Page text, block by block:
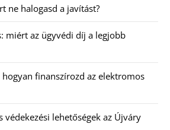
ne halogasd a javítást?
miért az ügyvédi díj a legjobb
finanszírozd az elektromos
védekezési lehetőségek az Újváry